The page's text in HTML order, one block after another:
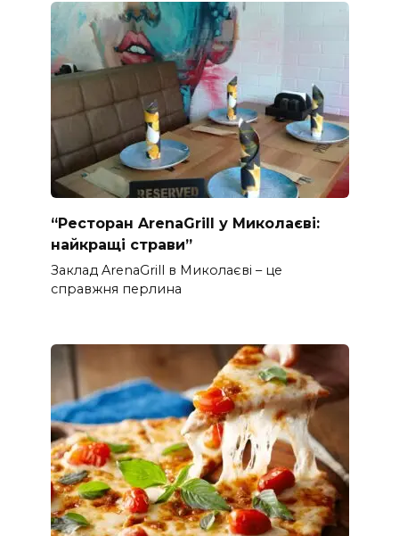
“Ресторан ArenaGrill у Миколаєві:
найкращі страви”
Заклад ArenaGrill в Миколаєві – це
справжня перлина